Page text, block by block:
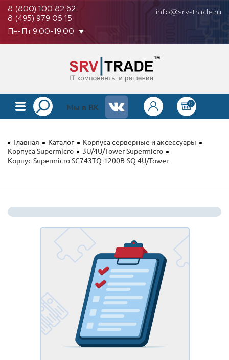
8 (800) 100 82 62
8 (495) 979 05 15
info@srv-trade.ru
Пн-Пт 9:00-19:00
КАТАЛОГ
ОПЛАТА
КОНТАКТЫ
Мы в ВК 0
Главная Каталог
Корпуса серверные и аксессуары
Корпуса Supermicro
3U/4U/Tower Supermicro
Корпус Supermicro SC743TQ-1200B-SQ 4U/Tower